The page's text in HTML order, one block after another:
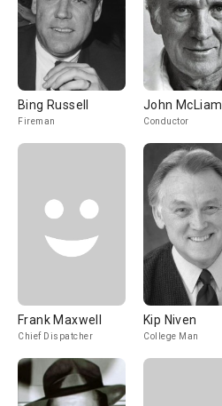
Bing Russell
Fireman
John McLiam
Conductor
Frank Maxwell
Chief Dispatcher
Kip Niven
College Man